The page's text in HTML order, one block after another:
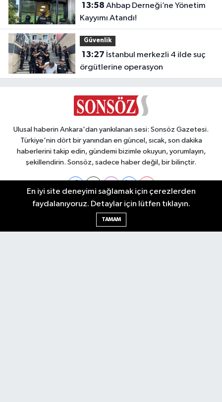
13:58
Kayyımı Atandı!
Güvenlik
13:27
örgütlerine operasyon
Ulusal haberin Ankara'dan yankılanan sesi: Sonsöz Gazetesi.
Türkiye'nin dört bir yanından en güncel, sıcak, son dakika
haberlerini takip edin, gündemi bizimle okuyun, yorumlayın,
şekillendirin. Sonsöz, sadece haber değil, bir bilinçtir.
Ankara Nöbetçi Eczaneler
En iyi site deneyimi sağlamak için çerezlerden
faydalanıyoruz. Detaylar için lütfen tıklayın.
TAMAM